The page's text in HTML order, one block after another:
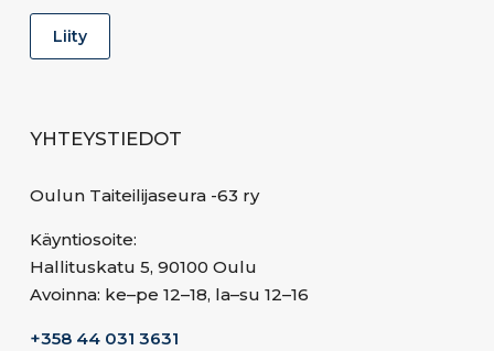
YHTEYSTIEDOT
Oulun Taiteilijaseura -63 ry
Käyntiosoite:
Hallituskatu 5, 90100 Oulu
Avoinna: ke–pe 12–18, la–su 12–16
+358 44 031 3631